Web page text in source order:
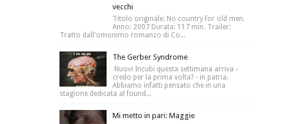
vecchi
Titolo originale: No country for old men.
Anno: 2007 Durata: 117 min. Trailer:
Tratto dall'omonimo romanzo di Co...
The Gerber Syndrome
Nuovi Incubi questa settimana arriva -
credo per la prima volta? - in patria.
Abbiamo infatti pensato che in una
stagione dedicata al found...
Mi metto in pari: Maggie